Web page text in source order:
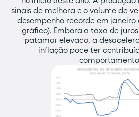
sinais de melhora e o volume de
desempenho recorde em janeiro
gráfico). Embora a taxa de
patamar elevado, a
inflação pode ter